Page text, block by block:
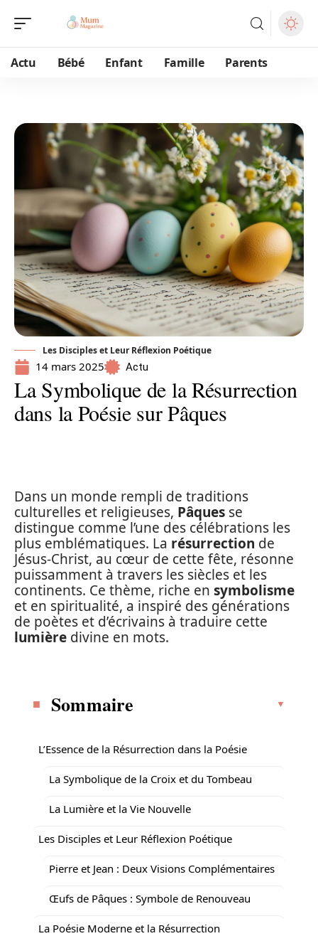
Actu Bébé Enfant Famille Parents
Les Disciples et Leur Réflexion Poétique
14 mars 2025 Actu
La Symbolique de la Résurrection
dans la Poésie sur Pâques
Dans un monde rempli de traditions
culturelles et religieuses, Pâques se
distingue comme l’une des célébrations les
plus emblématiques. La résurrection de
Jésus-Christ, au cœur de cette fête, résonne
puissamment à travers les siècles et les
continents. Ce thème, riche en symbolisme
et en spiritualité, a inspiré des générations
de poètes et d’écrivains à traduire cette
lumière divine en mots.
Sommaire
L’Essence de la Résurrection dans la Poésie
La Symbolique de la Croix et du Tombeau
La Lumière et la Vie Nouvelle
Les Disciples et Leur Réflexion Poétique
Pierre et Jean : Deux Visions Complémentaires
Œufs de Pâques : Symbole de Renouveau
La Poésie Moderne et la Résurrection